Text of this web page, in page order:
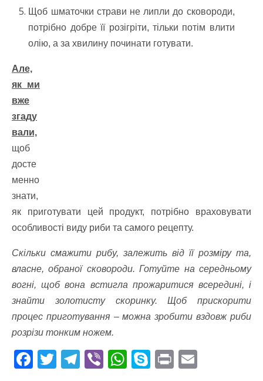
Щоб шматочки страви не липли до сковороди,
потрібно добре її розігріти, тільки потім влити
олію, а за хвилину починати готувати.
Але,
як ми
вже
згаду
вали,
щоб
досте
менно
знати,
як приготувати цей продукт, потрібно враховувати
особливості виду риби та самого рецепту.
Скільки смажити рибу, залежить від її розміру та,
власне, обраної сковороди. Готуйте на середньому
вогні, щоб вона встигла прожаритися всередині, і
знайти золотисту скоринку. Щоб прискорити
процес приготування – можна зробити вздовж риби
розрізи тонким ножем.
F T T Vi W S Pr